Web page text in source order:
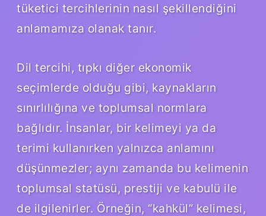
tüketici tercihlerinin nasıl şekillendiğini
anlamamıza olanak tanır.
Dil tercihi, tıpkı diğer ekonomik
seçimlerde olduğu gibi, kaynakların
sınırlılığına ve toplumsal normlara
bağlıdır. İnsanlar, bir kelimeyi ya da
terimi kullanırken yalnızca anlamını
düşünmezler; aynı zamanda bu kelimenin
toplumsal statüsü, prestiji ve kabulü ile
de ilgilenirler. Örneğin, “kahkül” kelimesi,